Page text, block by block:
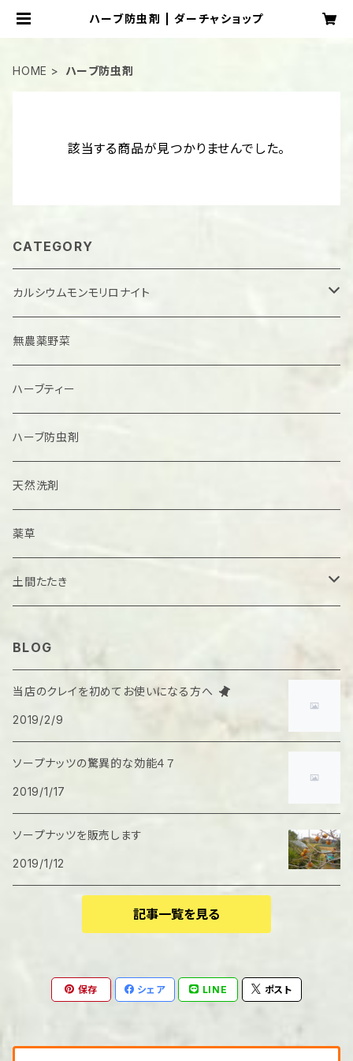
ハーブ防虫剤 | ダーチャショップ
HOME ハーブ防虫剤
該当する商品が見つかりませんでした。
CATEGORY
カルシウムモンモリロナイト
固形
粉末
無農薬野菜
ハーブティー
ハーブ防虫剤
天然洗剤
薬草
土間たたき
BLOG
当店のクレイを初めてお使いになる方へ
2019/2/9
ソープナッツの驚異的な効能４７
2019/1/17
ソープナッツを販売します
2019/1/12
記事一覧を見る
保存 シェア LINE ポスト